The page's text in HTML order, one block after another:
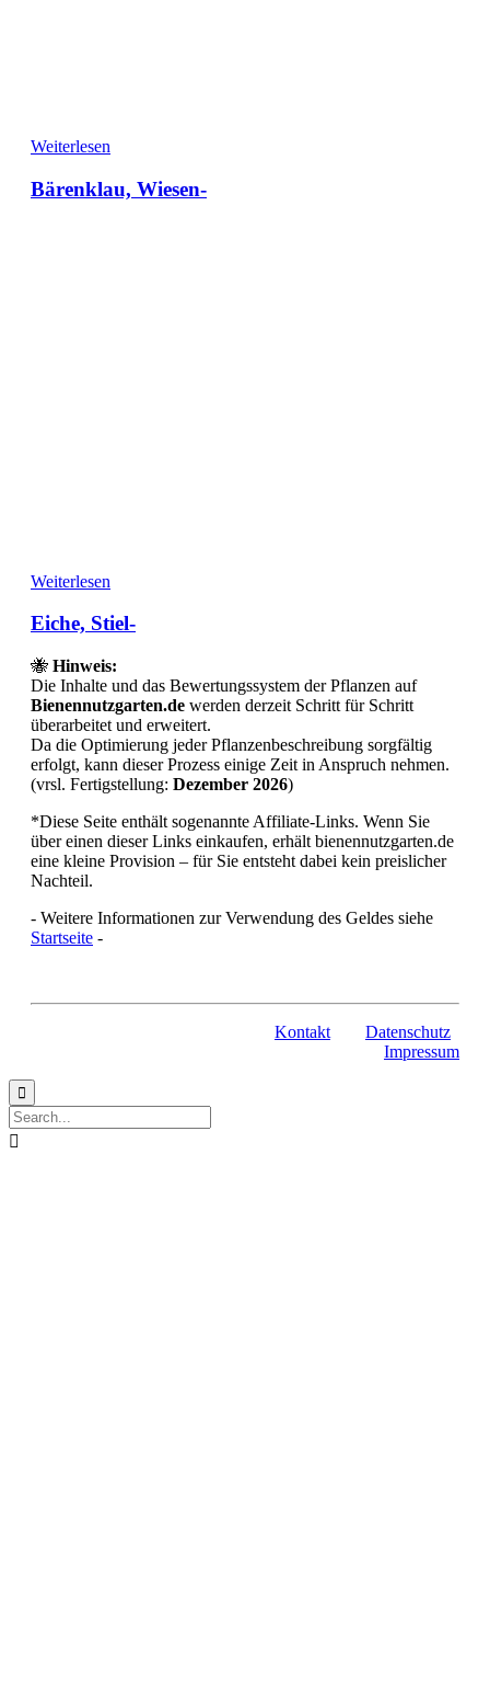
Weiterlesen
Bärenklau, Wiesen-
Weiterlesen
Eiche, Stiel-
🐝 Hinweis:
Die Inhalte und das Bewertungssystem der Pflanzen auf
Bienennutzgarten.de werden derzeit Schritt für Schritt
überarbeitet und erweitert.
Da die Optimierung jeder Pflanzenbeschreibung sorgfältig
erfolgt, kann dieser Prozess einige Zeit in Anspruch nehmen.
(vrsl. Fertigstellung: Dezember 2026)
*Diese Seite enthält sogenannte Affiliate-Links. Wenn Sie
über einen dieser Links einkaufen, erhält bienennutzgarten.de
eine kleine Provision – für Sie entsteht dabei kein preislicher
Nachteil.
- Weitere Informationen zur Verwendung des Geldes siehe
Startseite -
Kontakt
Datenschutz
Impressum

